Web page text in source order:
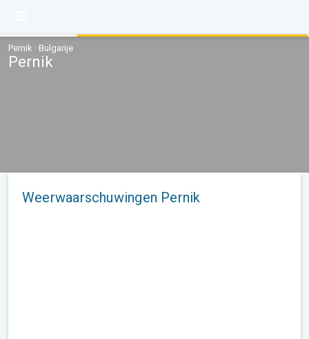
Pernik · Bulgarije
Pernik
Weerwaarschuwingen Pernik